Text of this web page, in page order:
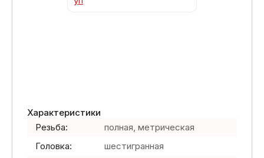
Характеристики
Резьба:
полная, метрическая
Головка:
шестигранная